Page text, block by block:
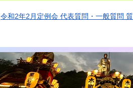
令和2年2月定例会 代表質問・一般質問